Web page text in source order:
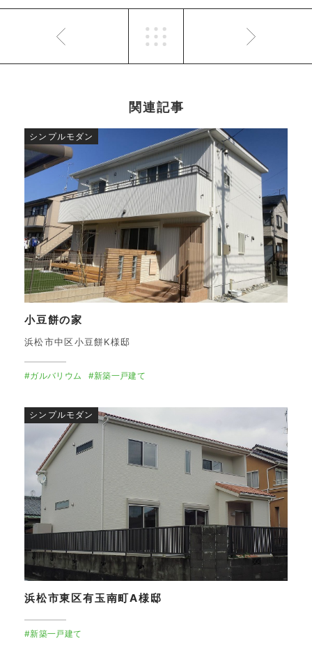
関連記事
シンプルモダン
小豆餅の家
浜松市中区小豆餅K様邸
#ガルバリウム #新築一戸建て
シンプルモダン
浜松市東区有玉南町A様邸
#新築一戸建て